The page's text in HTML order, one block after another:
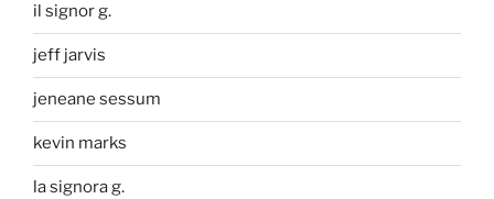
il signor g.
jeff jarvis
jeneane sessum
kevin marks
la signora g.